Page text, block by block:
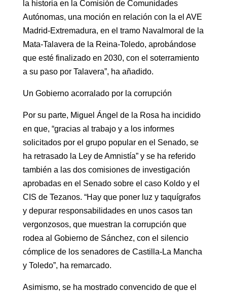
la historia en la Comisión de Comunidades
Autónomas, una moción en relación con la el AVE
Madrid-Extremadura, en el tramo Navalmoral de la
Mata-Talavera de la Reina-Toledo, aprobándose
que esté finalizado en 2030, con el soterramiento
a su paso por Talavera”, ha añadido.
Un Gobierno acorralado por la corrupción
Por su parte, Miguel Ángel de la Rosa ha incidido
en que, “gracias al trabajo y a los informes
solicitados por el grupo popular en el Senado, se
ha retrasado la Ley de Amnistía” y se ha referido
también a las dos comisiones de investigación
aprobadas en el Senado sobre el caso Koldo y el
CIS de Tezanos. “Hay que poner luz y taquígrafos
y depurar responsabilidades en unos casos tan
vergonzosos, que muestran la corrupción que
rodea al Gobierno de Sánchez, con el silencio
cómplice de los senadores de Castilla-La Mancha
y Toledo”, ha remarcado.
Asimismo, se ha mostrado convencido de que el